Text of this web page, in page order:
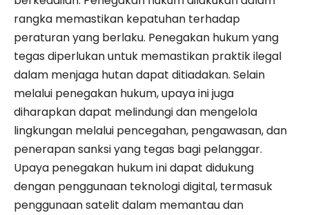
rangka memastikan kepatuhan terhadap
peraturan yang berlaku. Penegakan hukum yang
tegas diperlukan untuk memastikan praktik ilegal
dalam menjaga hutan dapat ditiadakan. Selain
melalui penegakan hukum, upaya ini juga
diharapkan dapat melindungi dan mengelola
lingkungan melalui pencegahan, pengawasan, dan
penerapan sanksi yang tegas bagi pelanggar.
Upaya penegakan hukum ini dapat didukung
dengan penggunaan teknologi digital, termasuk
penggunaan satelit dalam memantau dan